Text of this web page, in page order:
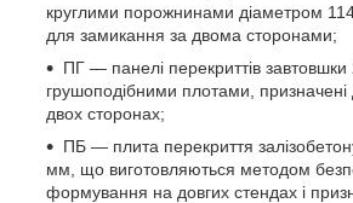
круглими порожнинами діаметром
для замикання за двома сторонами;
ПГ — панелі перекриттів завтовшки
грушоподібними плотами,
двох сторонах;
ПБ — плита перекриття
мм, що виготовляються методом
формування на довгих стендах і